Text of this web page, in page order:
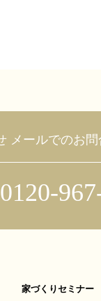
メールでのお
0120-
家づくりセミナー